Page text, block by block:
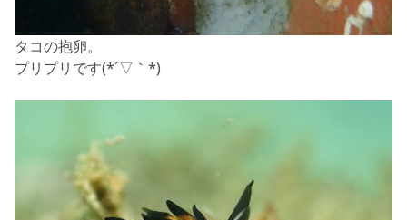
タコの抱卵。
プリプリです(*´▽｀*)